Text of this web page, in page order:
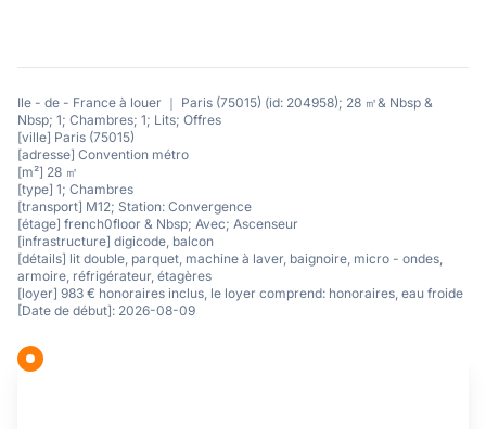
Ile - de - France à louer ｜ Paris (75015) (id: 204958); 28 ㎡& Nbsp &
Nbsp; 1; Chambres; 1; Lits; Offres
[ville] Paris (75015)
[adresse] Convention métro
[m²] 28 ㎡
[type] 1; Chambres
[transport] M12; Station: Convergence
[étage] french0floor & Nbsp; Avec; Ascenseur
[infrastructure] digicode, balcon
[détails] lit double, parquet, machine à laver, baignoire, micro - ondes,
armoire, réfrigérateur, étagères
[loyer] 983 € honoraires inclus, le loyer comprend: honoraires, eau froide
[Date de début]: 2026-08-09